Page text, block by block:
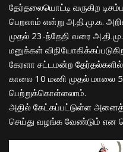
தேர்தலையொட்டி வருகிற
பெறலாம் என்று அ.தி.மு.க.
முதல் 23-ந்தேதி வரை
மனுக்கள்
கேரளா சட்டமன்ற தேர்தல்களில்
காலை 10 மணி முதல் மாலை
பெற்றுக்கொள்ளலாம்.
அதில் கேட்கப்பட்டுள்ள
செய்து வழங்க வேண்டும் என